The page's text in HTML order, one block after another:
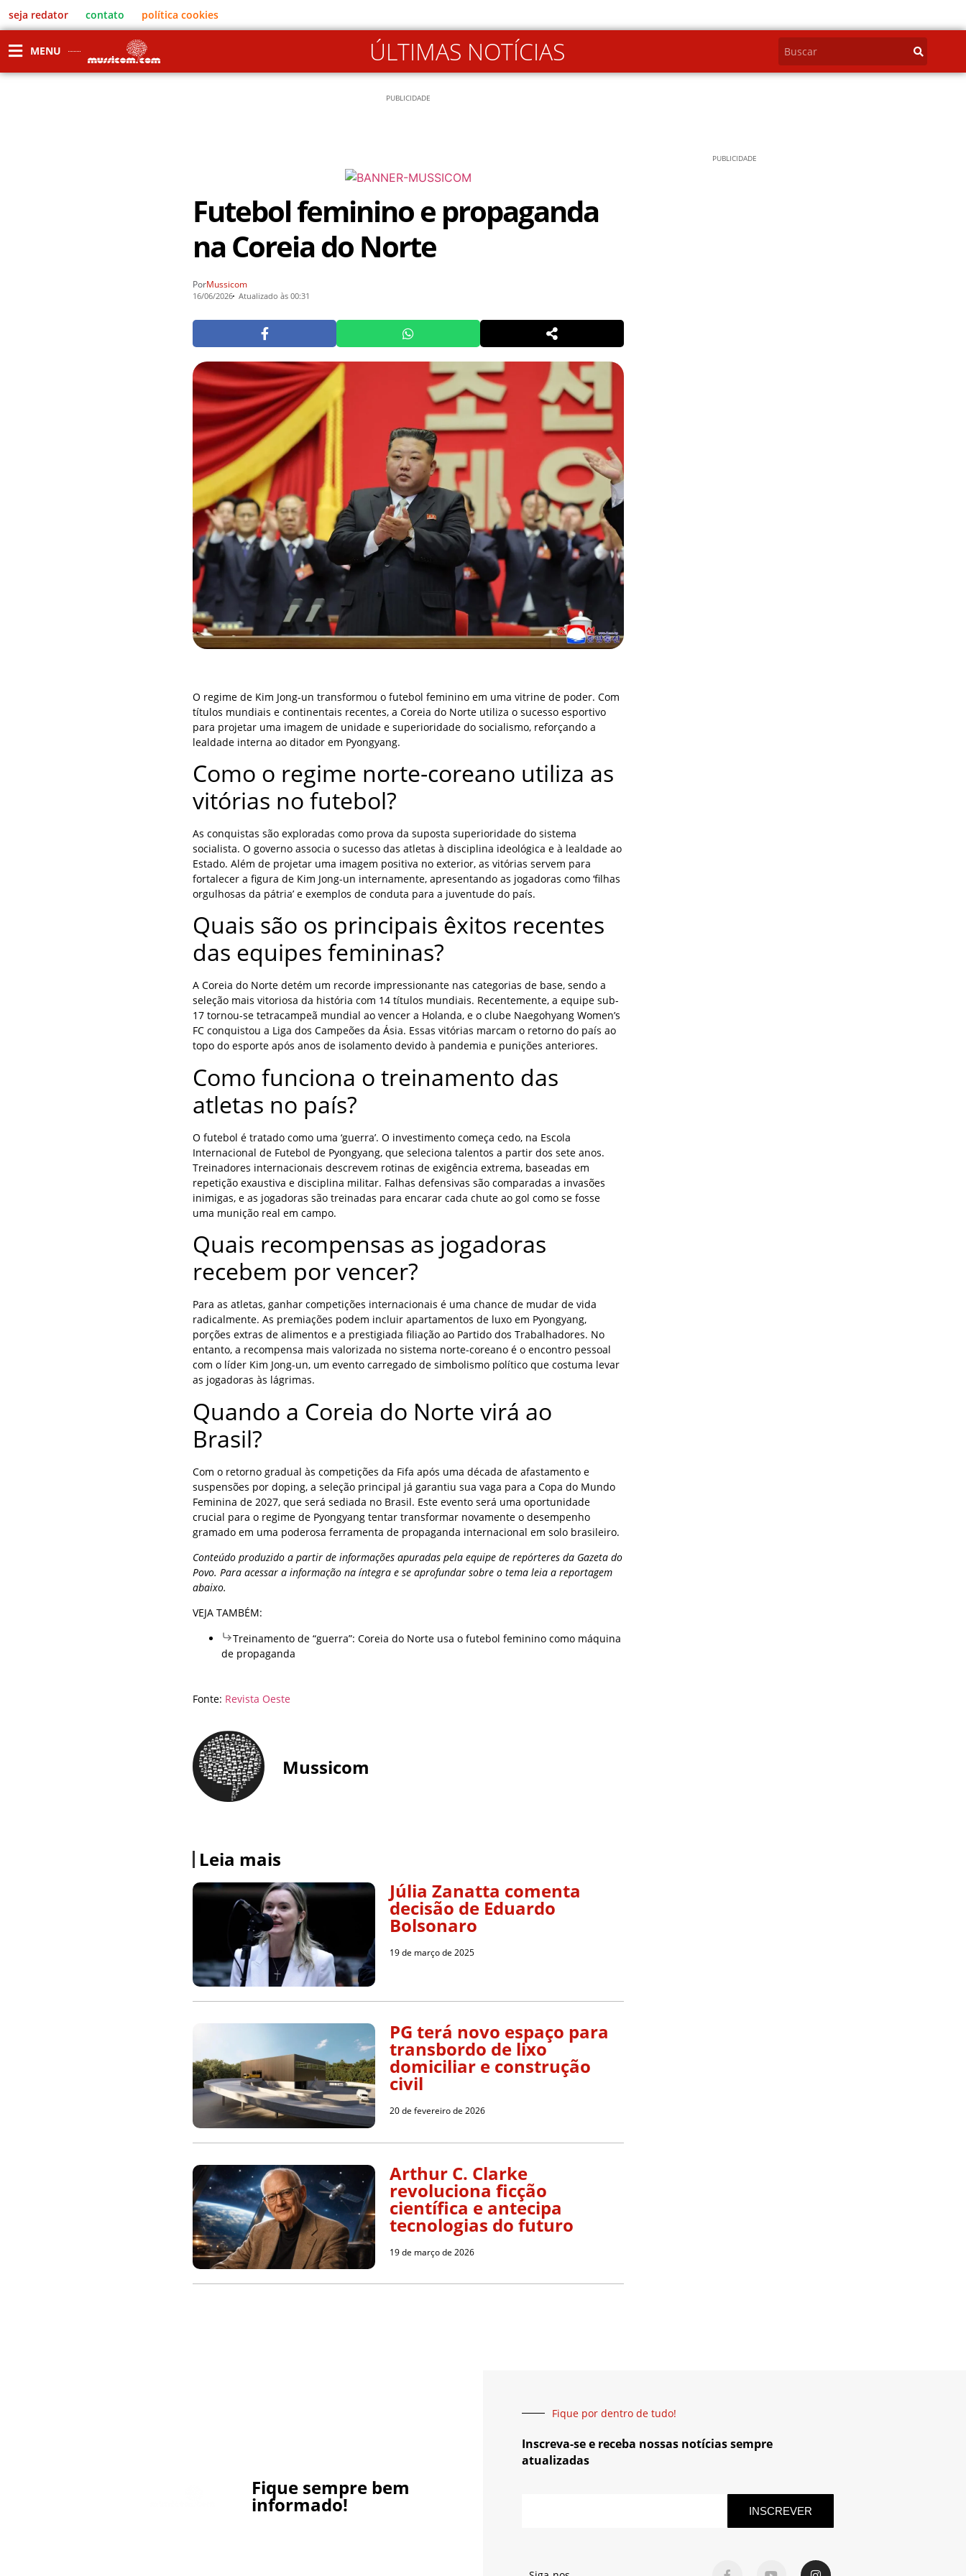
seja redator contato política cookies
MENU ÚLTIMAS NOTÍCIAS
PUBLICIDADE
Futebol feminino e propaganda
na Coreia do Norte
PorMussicom
16/06/2026 Atualizado às 00:31
O regime de Kim Jong-un transformou o futebol feminino em uma vitrine de poder. Com
títulos mundiais e continentais recentes, a Coreia do Norte utiliza o sucesso esportivo
para projetar uma imagem de unidade e superioridade do socialismo, reforçando a
lealdade interna ao ditador em Pyongyang.
Como o regime norte-coreano utiliza as
vitórias no futebol?
As conquistas são exploradas como prova da suposta superioridade do sistema
socialista. O governo associa o sucesso das atletas à disciplina ideológica e à lealdade ao
Estado. Além de projetar uma imagem positiva no exterior, as vitórias servem para
fortalecer a figura de Kim Jong-un internamente, apresentando as jogadoras como ‘filhas
orgulhosas da pátria’ e exemplos de conduta para a juventude do país.
Quais são os principais êxitos recentes
das equipes femininas?
A Coreia do Norte detém um recorde impressionante nas categorias de base, sendo a
seleção mais vitoriosa da história com 14 títulos mundiais. Recentemente, a equipe sub-
17 tornou-se tetracampeã mundial ao vencer a Holanda, e o clube Naegohyang Women’s
FC conquistou a Liga dos Campeões da Ásia. Essas vitórias marcam o retorno do país ao
topo do esporte após anos de isolamento devido à pandemia e punições anteriores.
Como funciona o treinamento das
atletas no país?
O futebol é tratado como uma ‘guerra’. O investimento começa cedo, na Escola
Internacional de Futebol de Pyongyang, que seleciona talentos a partir dos sete anos.
Treinadores internacionais descrevem rotinas de exigência extrema, baseadas em
repetição exaustiva e disciplina militar. Falhas defensivas são comparadas a invasões
inimigas, e as jogadoras são treinadas para encarar cada chute ao gol como se fosse
uma munição real em campo.
Quais recompensas as jogadoras
recebem por vencer?
Para as atletas, ganhar competições internacionais é uma chance de mudar de vida
radicalmente. As premiações podem incluir apartamentos de luxo em Pyongyang,
porções extras de alimentos e a prestigiada filiação ao Partido dos Trabalhadores. No
entanto, a recompensa mais valorizada no sistema norte-coreano é o encontro pessoal
com o líder Kim Jong-un, um evento carregado de simbolismo político que costuma levar
as jogadoras às lágrimas.
Quando a Coreia do Norte virá ao
Brasil?
Com o retorno gradual às competições da Fifa após uma década de afastamento e
suspensões por doping, a seleção principal já garantiu sua vaga para a Copa do Mundo
Feminina de 2027, que será sediada no Brasil. Este evento será uma oportunidade
crucial para o regime de Pyongyang tentar transformar novamente o desempenho
gramado em uma poderosa ferramenta de propaganda internacional em solo brasileiro.
Conteúdo produzido a partir de informações apuradas pela equipe de repórteres da Gazeta do
Povo. Para acessar a informação na íntegra e se aprofundar sobre o tema leia a reportagem
abaixo.
VEJA TAMBÉM:
Treinamento de “guerra”: Coreia do Norte usa o futebol feminino como máquina
de propaganda
Fonte: Revista Oeste
Mussicom
Leia mais
Júlia Zanatta comenta
decisão de Eduardo
Bolsonaro
19 de março de 2025
PG terá novo espaço para
transbordo de lixo
domiciliar e construção
civil
20 de fevereiro de 2026
Arthur C. Clarke
revoluciona ficção
científica e antecipa
tecnologias do futuro
19 de março de 2026
PUBLICIDADE
Fique sempre bem
informado!
Fique por dentro de tudo!
Inscreva-se e receba nossas notícias sempre
atualizadas
INSCREVER